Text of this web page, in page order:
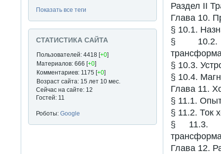
Раздел II
Глава 10.
§ 10.1.
§ 10.2.
§ 10.3.
§ 10.4.
Глава 11.
§ 11.1.
§ 11.2. Ток
§ 11.3.
Глава 12.
Показать все теги
СТАТИСТИКА САЙТА
Пользователей: 4418 [+0]
Материалов: 666 [+0]
Комментариев: 1175 [+0]
Возраст сайта: 15 лет 10 мес.
Сейчас на сайте: 12
Гостей: 11
Роботы:Google